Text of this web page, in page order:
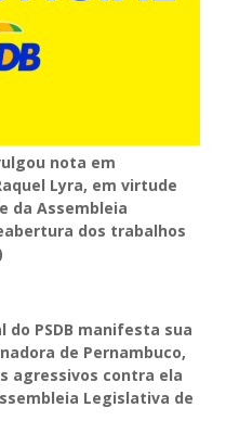
nota em
Lyra, em virtude
da Assembleia
dos trabalhos
do PSDB manifesta sua
de Pernambuco,
agressivos contra ela
Legislativa de